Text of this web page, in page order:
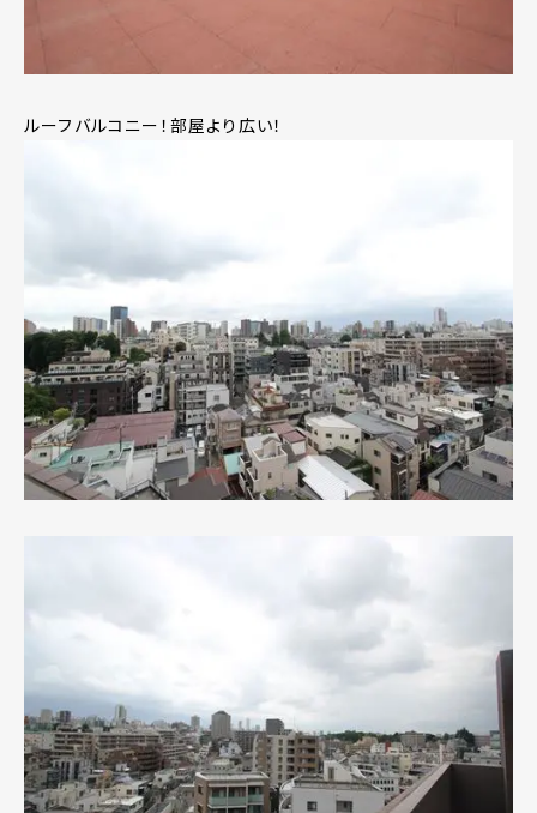
ルーフバルコニー！部屋より広い！